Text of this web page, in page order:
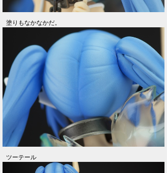
塗りもなかなかだ。
ツーテール